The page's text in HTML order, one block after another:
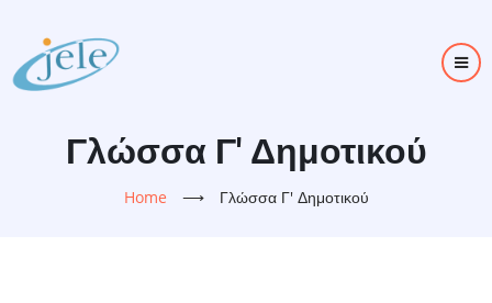
main
content
Γλώσσα Γ' Δημοτικού
Home ⟶ Γλώσσα Γ' Δημοτικού